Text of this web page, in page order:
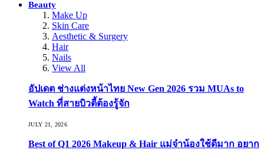
Beauty
Make Up
Skin Care
Aesthetic & Surgery
Hair
Nails
View All
อัปเดต ช่างแต่งหน้าไทย New Gen 2026 รวม MUAs to
Watch ที่สายบิวตี้ต้องรู้จัก
JULY 21, 2026
Best of Q1 2026 Makeup & Hair แม่จ๋าน้องใช้ดีมาก อยาก